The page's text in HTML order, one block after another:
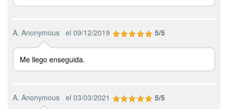
A. Anonymous el 09/12/2019 5/5
Me llego enseguida.
A. Anonymous el 03/03/2021 5/5